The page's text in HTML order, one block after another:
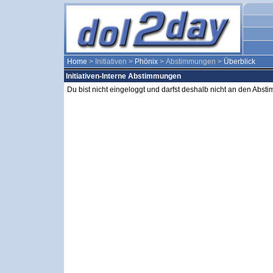
Home > Initiativen > Phönix > Abstimmungen > Überblick
Initiativen-Interne Abstimmungen
Du bist nicht eingeloggt und darfst deshalb nicht an den